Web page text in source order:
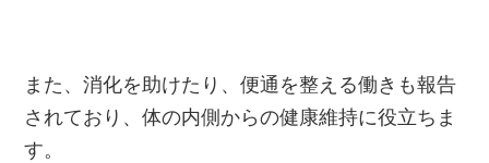
また、消化を助けたり、便通を整える働きも報告
されており、体の内側からの健康維持に役立ちま
す。